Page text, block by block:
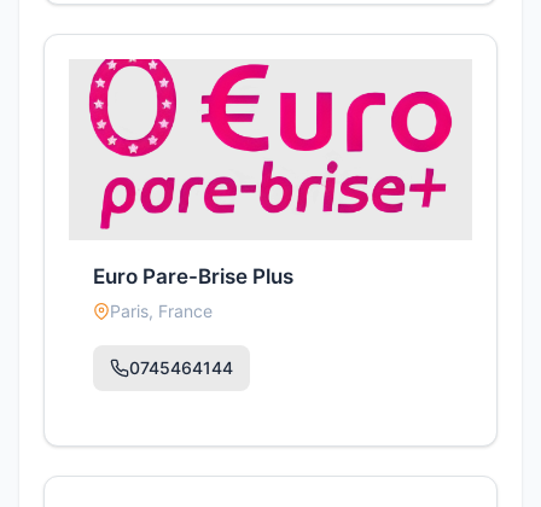
Euro Pare-Brise Plus
Paris, France
0745464144